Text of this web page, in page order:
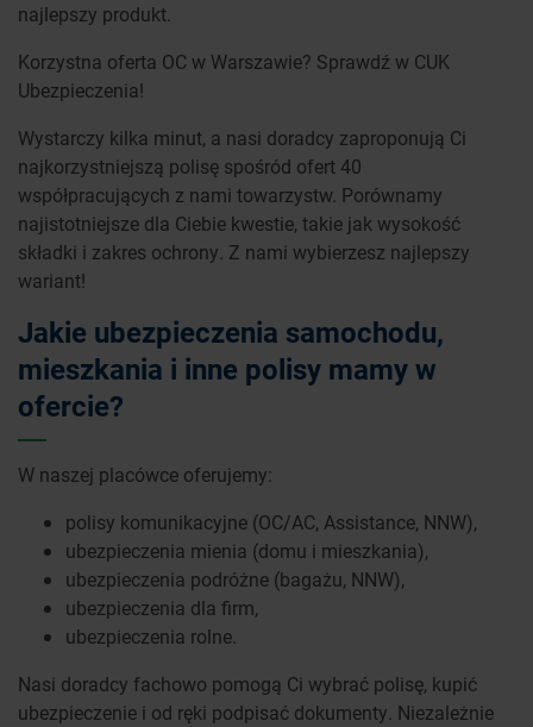
najlepszy produkt.
Korzystna oferta OC w Warszawie? Sprawdź w CUK
Ubezpieczenia!
Wystarczy kilka minut, a nasi doradcy zaproponują Ci
najkorzystniejszą polisę spośród ofert 40
współpracujących z nami towarzystw. Porównamy
najistotniejsze dla Ciebie kwestie, takie jak wysokość
składki i zakres ochrony. Z nami wybierzesz najlepszy
wariant!
Jakie ubezpieczenia samochodu,
mieszkania i inne polisy mamy w
ofercie?
W naszej placówce oferujemy:
polisy komunikacyjne (OC/AC, Assistance, NNW),
ubezpieczenia mienia (domu i mieszkania),
ubezpieczenia podróżne (bagażu, NNW),
ubezpieczenia dla firm,
ubezpieczenia rolne.
Nasi doradcy fachowo pomogą Ci wybrać polisę, kupić
ubezpieczenie i od ręki podpisać dokumenty. Niezależnie